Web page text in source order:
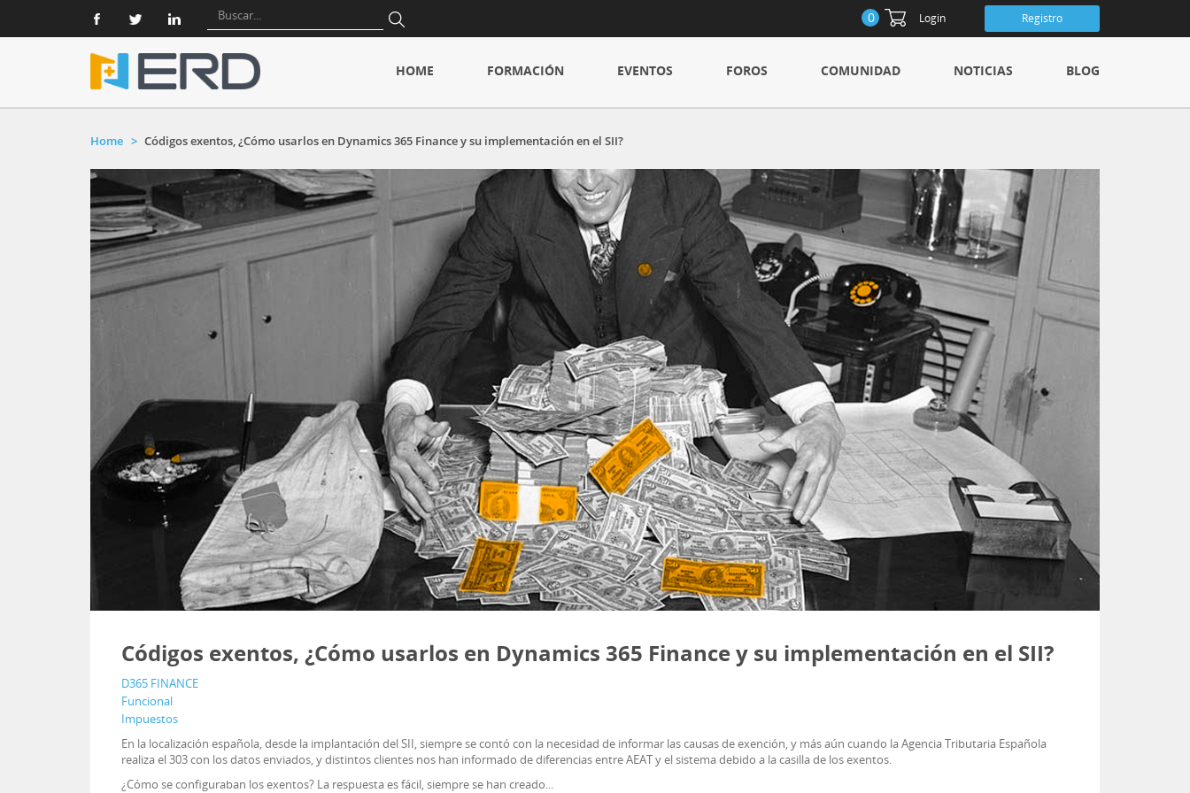
0 Login Registro
HOME FORMACIÓN EVENTOS FOROS COMUNIDAD NOTICIAS BLOG
Home Códigos exentos, ¿Cómo usarlos en Dynamics 365 Finance y su implementación en el SII?
Códigos exentos, ¿Cómo usarlos en Dynamics 365 Finance y su implementación en el SII?
D365 FINANCE
Funcional
Impuestos
En la localización española, desde la implantación del SII, siempre se contó con la necesidad de informar las causas de exención, y más aún cuando la Agencia Tributaria Española
realiza el 303 con los datos enviados, y distintos clientes nos han informado de diferencias entre AEAT y el sistema debido a la casilla de los exentos.
¿Cómo se configuraban los exentos? La respuesta es fácil, siempre se han creado...